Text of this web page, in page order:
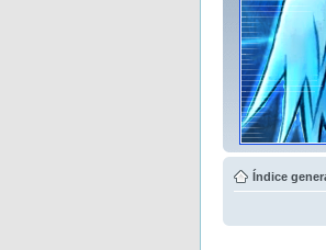
Índice